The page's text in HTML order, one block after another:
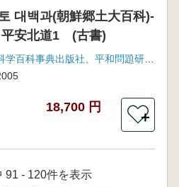
대백과(朝鮮郷土大百科)-
安北道1 (古書)
科学百科事典出版社、平和問題研究所
18,700 円
＋
91 - 120件を表示